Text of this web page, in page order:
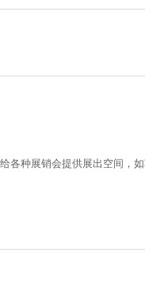
各种展销会提供展出空间